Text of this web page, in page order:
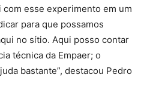
esse experimento em um
para que possamos
no sítio. Aqui posso contar
técnica da Empaer; o
bastante”, destacou Pedro